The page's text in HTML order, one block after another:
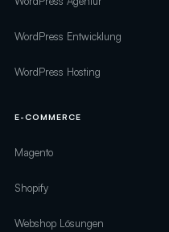
WordPress Entwicklung
WordPress Hosting
E-COMMERCE
Magento
Shopify
Webshop Lösungen